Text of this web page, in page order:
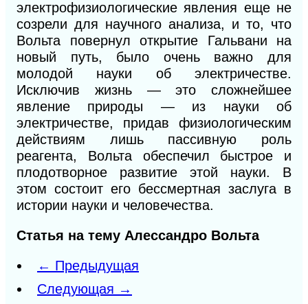
электрофизиологические явления еще не
созрели для научного анализа, и то, что
Вольта повернул открытие Гальвани на
новый путь, было очень важно для
молодой науки об электричестве.
Исключив жизнь — это сложнейшее
явление природы — из науки об
электричестве, придав физиологическим
действиям лишь пассивную роль
реагента, Вольта обеспечил быстрое и
плодотворное развитие этой науки. В
этом состоит его бессмертная заслуга в
истории науки и человечества.
Статья на тему Алессандро Вольта
← Предыдущая
Следующая →